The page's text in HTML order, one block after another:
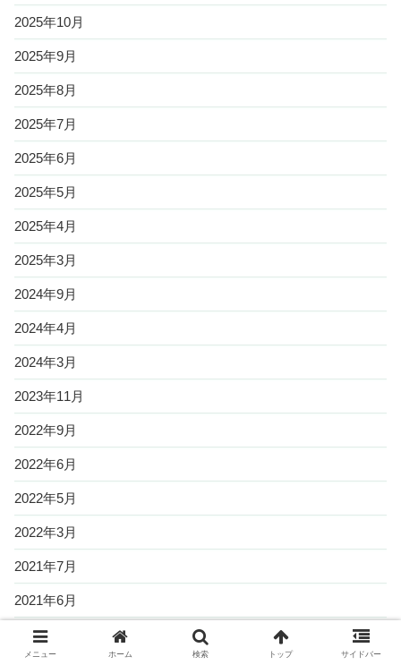
2025年10月
2025年9月
2025年8月
2025年7月
2025年6月
2025年5月
2025年4月
2025年3月
2024年9月
2024年4月
2024年3月
2023年11月
2022年9月
2022年6月
2022年5月
2022年3月
2021年7月
2021年6月
2021年5月
メニュー ホーム 検索 トップ サイドバー